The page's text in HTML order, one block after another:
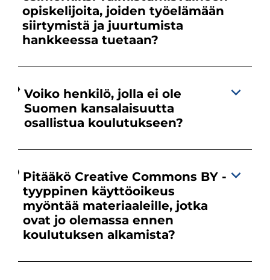
opiskelijoita, joiden työelämään
siirtymistä ja juurtumista
hankkeessa tuetaan?
Voiko henkilö, jolla ei ole
Suomen kansalaisuutta
osallistua koulutukseen?
Pitääkö Creative Commons BY -
tyyppinen käyttöoikeus
myöntää materiaaleille, jotka
ovat jo olemassa ennen
koulutuksen alkamista?